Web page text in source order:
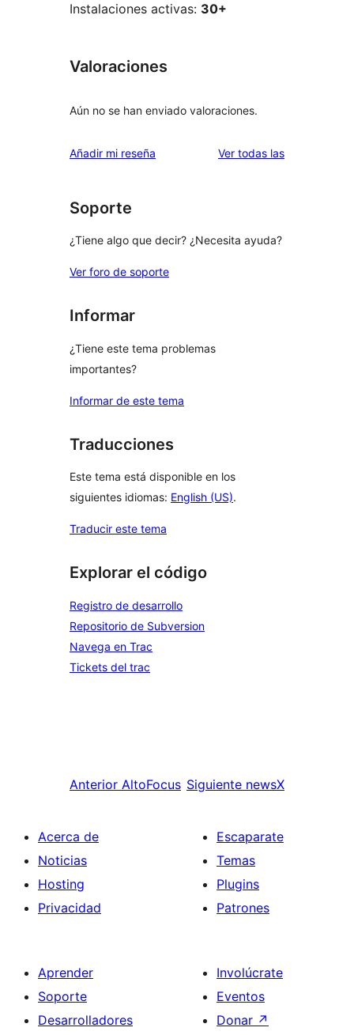
Instalaciones activas: 30+
Valoraciones
Aún no se han enviado valoraciones.
Añadir mi reseña Ver todas lasvaloraciones
Soporte
¿Tiene algo que decir? ¿Necesita ayuda?
Ver foro de soporte
Informar
¿Tiene este tema problemas
importantes?
Informar de este tema
Traducciones
Este tema está disponible en los
siguientes idiomas: English (US).
Traducir este tema
Explorar el código
Registro de desarrollo
Repositorio de Subversion
Navega en Trac
Tickets del trac
Anterior AltoFocus Siguiente newsX
Acerca de
Noticias
Hosting
Privacidad
Escaparate
Temas
Plugins
Patrones
Aprender
Soporte
Desarrolladores
Involúcrate
Eventos
Donar ↗